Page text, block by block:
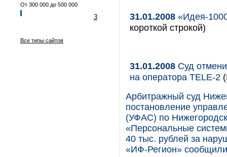
От 300 000 до 500 000
3
Все типы сайтов
31.01.2008 «Идея-
короткой строкой)
31.01.2008 Суд
на оператора TELE-2
Арбитражный суд
постановление
(УФАС) по
«Персональные
40 тыс. рублей за
«ИФ-Регион»